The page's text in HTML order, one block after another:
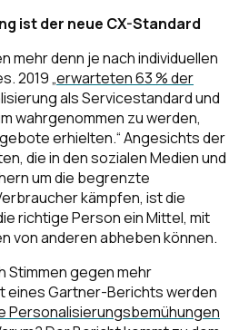
ist der neue CX-Standard
mehr denn je nach individuellen
2019 „erwarteten 63 % der
als Servicestandard und
wahrgenommen zu werden,
erhielten.“ Angesichts der
die in den sozialen Medien und
um die begrenzte
kämpfen, ist die
richtige Person ein Mittel, mit
von anderen abheben können.
Stimmen gegen mehr
eines Gartner-Berichts werden
Personalisierungsbemühungen